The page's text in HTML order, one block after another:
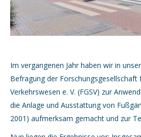
Im vergangenen Jahr haben wir in
Befragung der Forschungsgesellschaft
Verkehrswesen e. V. (FGSV) zur
die Anlage und Ausstattung von
2001) aufmerksam gemacht und zur